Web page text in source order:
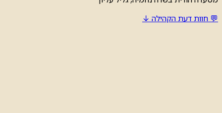
💬 חוות דעת הקהילה ↓